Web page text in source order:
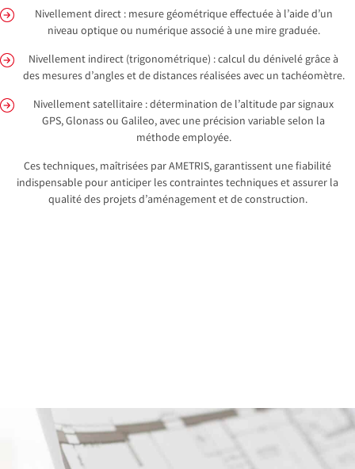
Nivellement direct : mesure géométrique effectuée à l’aide d’un
niveau optique ou numérique associé à une mire graduée.
Nivellement indirect (trigonométrique) : calcul du dénivelé grâce à
des mesures d’angles et de distances réalisées avec un tachéomètre.
Nivellement satellitaire : détermination de l’altitude par signaux
GPS, Glonass ou Galileo, avec une précision variable selon la
méthode employée.
Ces techniques, maîtrisées par AMETRIS, garantissent une fiabilité
indispensable pour anticiper les contraintes techniques et assurer la
qualité des projets d’aménagement et de construction.